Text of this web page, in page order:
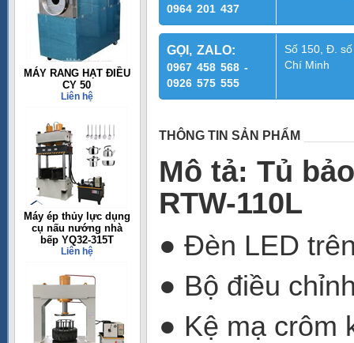
MÁY RANG HẠT ĐIỀU
CY 50
Liên hệ
Máy ép thủy lực dụng
cụ nấu nướng nhà
bếp YQ32-315T
Liên hệ
0964 201 437
GỌI, ZALO:
0967 458 568 -
0926 575 555
Số 150, Đ.
Chí Minh
THÔNG TIN SẢN PHẨM
Mô tả: Tủ
RTW-110L
● Đèn LED
● Bộ điều
● Kệ mạ crôm